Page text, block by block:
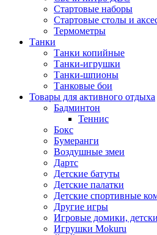
Стартовые наборы
Стартовые столы и
Термометры
Танки
Танки копийные
Танки-игрушки
Танки-шпионы
Танковые бои
Товары для активного отдыха
Бадминтон
Теннис
Бокс
Бумеранги
Воздушные змеи
Дартс
Детские батуты
Детские палатки
Детские спортивные
Другие игры
Игровые домики,
Игрушки Mokuru